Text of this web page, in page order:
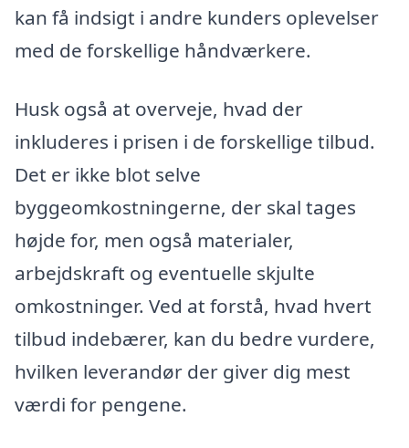
kan få indsigt i andre kunders oplevelser
med de forskellige håndværkere.
Husk også at overveje, hvad der
inkluderes i prisen i de forskellige tilbud.
Det er ikke blot selve
byggeomkostningerne, der skal tages
højde for, men også materialer,
arbejdskraft og eventuelle skjulte
omkostninger. Ved at forstå, hvad hvert
tilbud indebærer, kan du bedre vurdere,
hvilken leverandør der giver dig mest
værdi for pengene.